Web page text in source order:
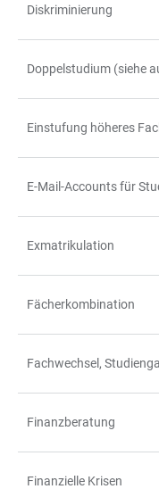
Diskriminierung
Doppelstudium (siehe
Einstufung höheres
E-Mail-Accounts für
Exmatrikulation
Fächerkombination
Fachwechsel,
Finanzberatung
Finanzielle Krisen